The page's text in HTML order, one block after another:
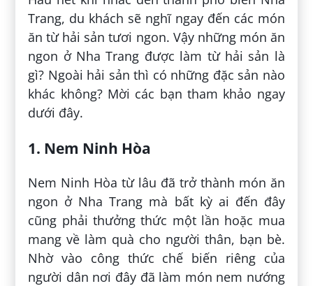
Trang, du khách sẽ nghĩ ngay đến các món
ăn từ hải sản tươi ngon. Vậy những món ăn
ngon ở Nha Trang được làm từ hải sản là
gì? Ngoài hải sản thì có những đặc sản nào
khác không? Mời các bạn tham khảo ngay
dưới đây.
1. Nem Ninh Hòa
Nem Ninh Hòa từ lâu đã trở thành món ăn
ngon ở Nha Trang mà bất kỳ ai đến đây
cũng phải thưởng thức một lần hoặc mua
mang về làm quà cho người thân, bạn bè.
Nhờ vào công thức chế biến riêng của
người dân nơi đây đã làm món nem nướng